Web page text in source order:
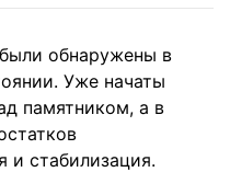
обнаружены в
Уже начаты
памятником, а в
и стабилизация.